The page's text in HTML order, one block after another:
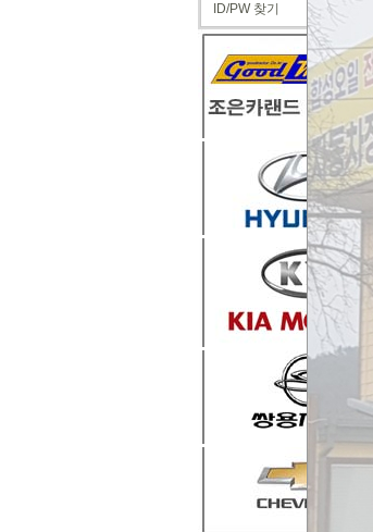
ID/PW 찾기